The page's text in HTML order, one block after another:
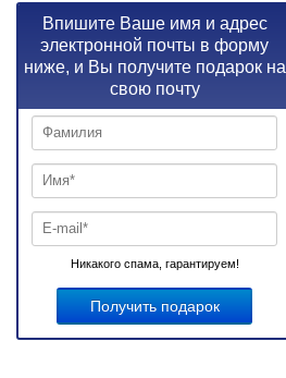
Впишите Ваше имя и адрес
электронной почты в форму
ниже, и Вы получите подарок на
свою почту
Никакого спама, гарантируем!